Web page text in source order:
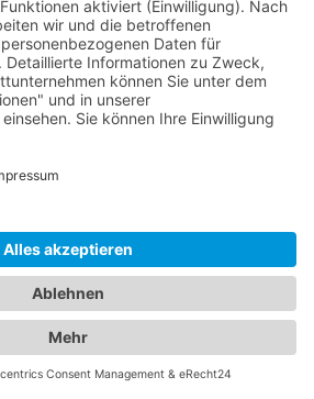
ist zur Integration in ein 19" Rack
zwei voll ausgestattete
...
und -umschaltung per Software
3rd-Party Controllern möglich) -
...
+ WARENKORB